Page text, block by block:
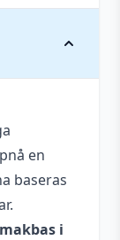
en
baseras
i
Tropisk